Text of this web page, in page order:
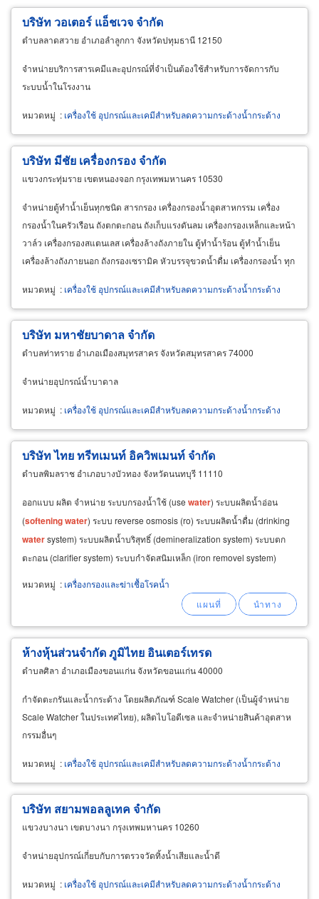
บริษัท วอเตอร์ แอ็ชเวจ จำกัด
ตำบลลาดสวาย อำเภอลำลูกกา จังหวัดปทุมธานี 12150
จำหน่ายบริการสารเคมีและอุปกรณ์ที่จำเป็นต้องใช้สำหรับการจัดการกับ
ระบบน้ำในโรงงาน
หมวดหมู่ : เครื่องใช้ อุปกรณ์และเคมีสำหรับลดความกระด้างน้ำกระด้าง
บริษัท มีชัย เครื่องกรอง จำกัด
แขวงกระทุ่มราย เขตหนองจอก กรุงเทพมหานคร 10530
จำหน่ายตู้ทำน้ำเย็นทุกชนิด สารกรอง เครื่องกรองน้ำอุตสาหกรรม เครื่อง
กรองน้ำในครัวเรือน ถังตกตะกอน ถังเก็บแรงดันลม เครื่องกรองเหล็กและหน้า
วาล์ว เครื่องกรองสแตนเลส เครื่องล้างถังภายใน ตู้ทำน้ำร้อน ตู้ทำน้ำเย็น
เครื่องล้างถังภายนอก ถังกรองเซรามิค หัวบรรจุขวดน้ำดื่ม เครื่องกรองน้ำ ทุก
หมวดหมู่ : เครื่องใช้ อุปกรณ์และเคมีสำหรับลดความกระด้างน้ำกระด้าง
บริษัท มหาชัยบาดาล จำกัด
ตำบลท่าทราย อำเภอเมืองสมุทรสาคร จังหวัดสมุทรสาคร 74000
จำหน่ายอุปกรณ์น้ำบาดาล
หมวดหมู่ : เครื่องใช้ อุปกรณ์และเคมีสำหรับลดความกระด้างน้ำกระด้าง
บริษัท ไทย ทรีทเมนท์ อิควิพเมนท์ จำกัด
ตำบลพิมลราช อำเภอบางบัวทอง จังหวัดนนทบุรี 11110
ออกแบบ ผลิต จำหน่าย ระบบกรองน้ำใช้ (use water) ระบบผลิตน้ำอ่อน
(softeningwater) ระบบ reverse osmosis (ro) ระบบผลิตน้ำดื่ม (drinking
watersystem) ระบบผลิตน้ำบริสุทธิ์ (demineralization system) ระบบตก
ตะกอน (clarifier system) ระบบกำจัดสนิมเหล็ก (iron removel system)
หมวดหมู่ : เครื่องกรองและฆ่าเชื้อโรคน้ำ
ห้างหุ้นส่วนจำกัด ภูมิไทย อินเตอร์เทรด
ตำบลศิลา อำเภอเมืองขอนแก่น จังหวัดขอนแก่น 40000
กำจัดตะกรันและน้ำกระด้าง โดยผลิตภัณฑ์ Scale Watcher (เป็นผู้จำหน่าย
Scale Watcher ในประเทศไทย), ผลิตไบโอดีเซล และจำหน่ายสินค้าอุตสาห
กรรมอื่นๆ
หมวดหมู่ : เครื่องใช้ อุปกรณ์และเคมีสำหรับลดความกระด้างน้ำกระด้าง
บริษัท สยามพอลลูเทค จำกัด
แขวงบางนา เขตบางนา กรุงเทพมหานคร 10260
จำหน่ายอุปกรณ์เกี่ยบกับการตรวจวัดทิ้งน้ำเสียและน้ำดี
หมวดหมู่ : เครื่องใช้ อุปกรณ์และเคมีสำหรับลดความกระด้างน้ำกระด้าง